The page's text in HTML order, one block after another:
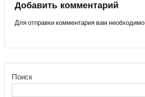
записям
Добавить комментарий
Для отправки комментария вам необходимо
Поиск